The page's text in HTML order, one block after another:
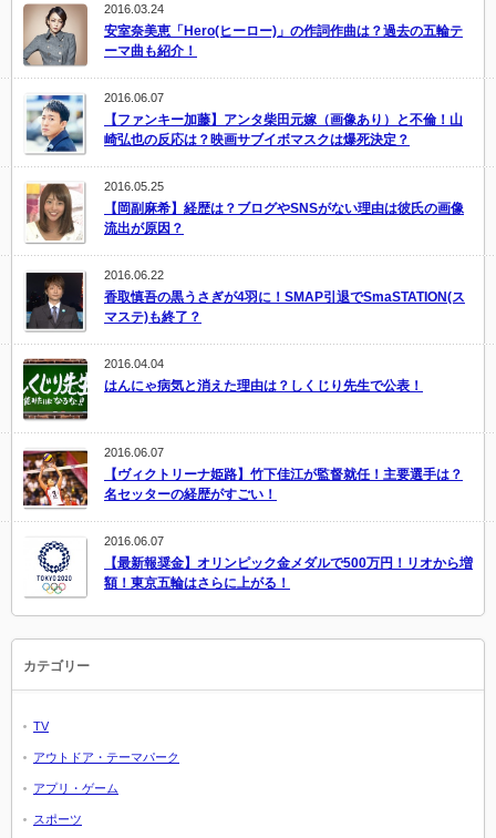
2016.03.24
安室奈美恵「Hero(ヒーロー)」の作詞作曲は？過去の五輪テ
ーマ曲も紹介！
2016.06.07
【ファンキー加藤】アンタ柴田元嫁（画像あり）と不倫！山
崎弘也の反応は？映画サブイボマスクは爆死決定？
2016.05.25
【岡副麻希】経歴は？ブログやSNSがない理由は彼氏の画像
流出が原因？
2016.06.22
香取慎吾の黒うさぎが4羽に！SMAP引退でSmaSTATION(ス
マステ)も終了？
2016.04.04
はんにゃ病気と消えた理由は？しくじり先生で公表！
2016.06.07
【ヴィクトリーナ姫路】竹下佳江が監督就任！主要選手は？
名セッターの経歴がすごい！
2016.06.07
【最新報奨金】オリンピック金メダルで500万円！リオから増
額！東京五輪はさらに上がる！
カテゴリー
TV
アウトドア・テーマパーク
アプリ・ゲーム
スポーツ